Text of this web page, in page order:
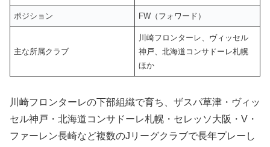
ポジション FW（フォワード）
主な所属クラブ
川崎フロンターレ、ヴィッセル
神戸、北海道コンサドーレ札幌
ほか
川崎フロンターレの下部組織で育ち、ザスパ草津・ヴィッ
セル神戸・北海道コンサドーレ札幌・セレッソ大阪・V・
ファーレン長崎など複数のJリーグクラブで長年プレーし